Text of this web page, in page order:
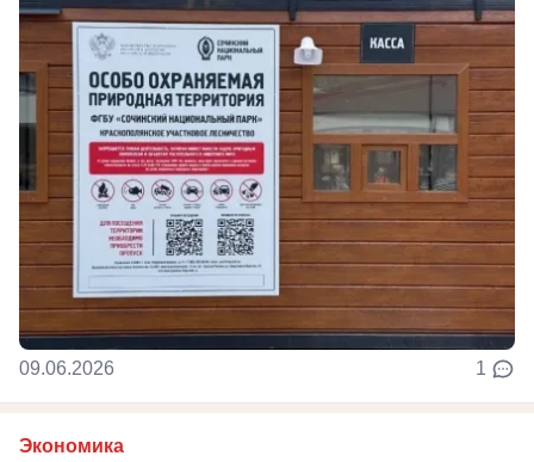
09.06.2026 1
Экономика